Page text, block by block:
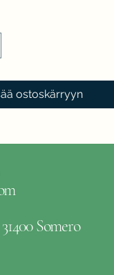
ostoskärryyn
Somero